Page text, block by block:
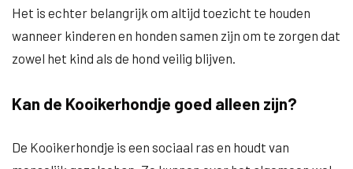
Het is echter belangrijk om altijd toezicht te houden
wanneer kinderen en honden samen zijn om te zorgen dat
zowel het kind als de hond veilig blijven.
Kan de Kooikerhondje goed alleen zijn?
De Kooikerhondje is een sociaal ras en houdt van